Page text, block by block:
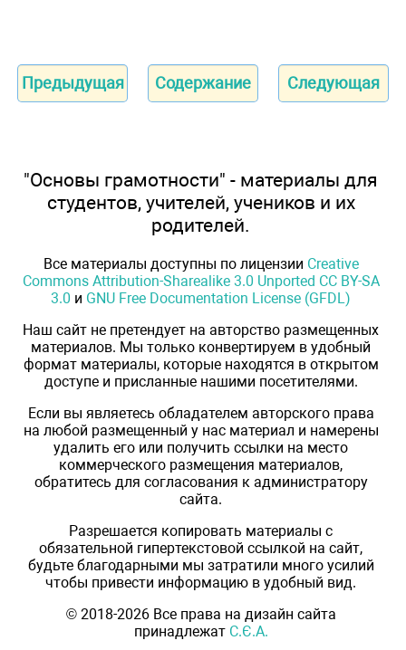
Предыдущая Содержание Следующая
"Основы грамотности" - материалы для
студентов, учителей, учеников и их
родителей.
Все материалы доступны по лицензии Creative
Commons Attribution-Sharealike 3.0 Unported CC BY-SA
3.0 и GNU Free Documentation License (GFDL)
Наш сайт не претендует на авторство размещенных
материалов. Мы только конвертируем в удобный
формат материалы, которые находятся в открытом
доступе и присланные нашими посетителями.
Если вы являетесь обладателем авторского права
на любой размещенный у нас материал и намерены
удалить его или получить ссылки на место
коммерческого размещения материалов,
обратитесь для согласования к администратору
сайта.
Разрешается копировать материалы с
обязательной гипертекстовой ссылкой на сайт,
будьте благодарными мы затратили много усилий
чтобы привести информацию в удобный вид.
© 2018-2026 Все права на дизайн сайта
принадлежат С.Є.А.